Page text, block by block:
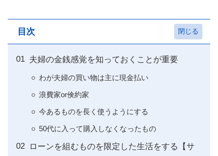
目次
夫婦の金銭感覚を知っておくことが重要
わが夫婦の買い物は主に現金払い
浪費家or倹約家
今あるものを長く使うようにする
50代に入って購入しなくなったもの
ローンを組むものを限定した生活をする【サ